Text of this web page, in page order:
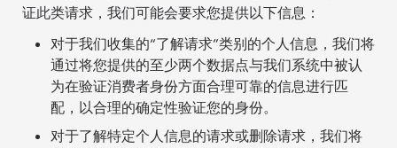
证此类请求，我们可能会要求您提供以下信息：
对于我们收集的“了解请求”类别的个人信息，我们将
通过将您提供的至少两个数据点与我们系统中被认
为在验证消费者身份方面合理可靠的信息进行匹
配，以合理的确定性验证您的身份。
对于了解特定个人信息的请求或删除请求，我们将